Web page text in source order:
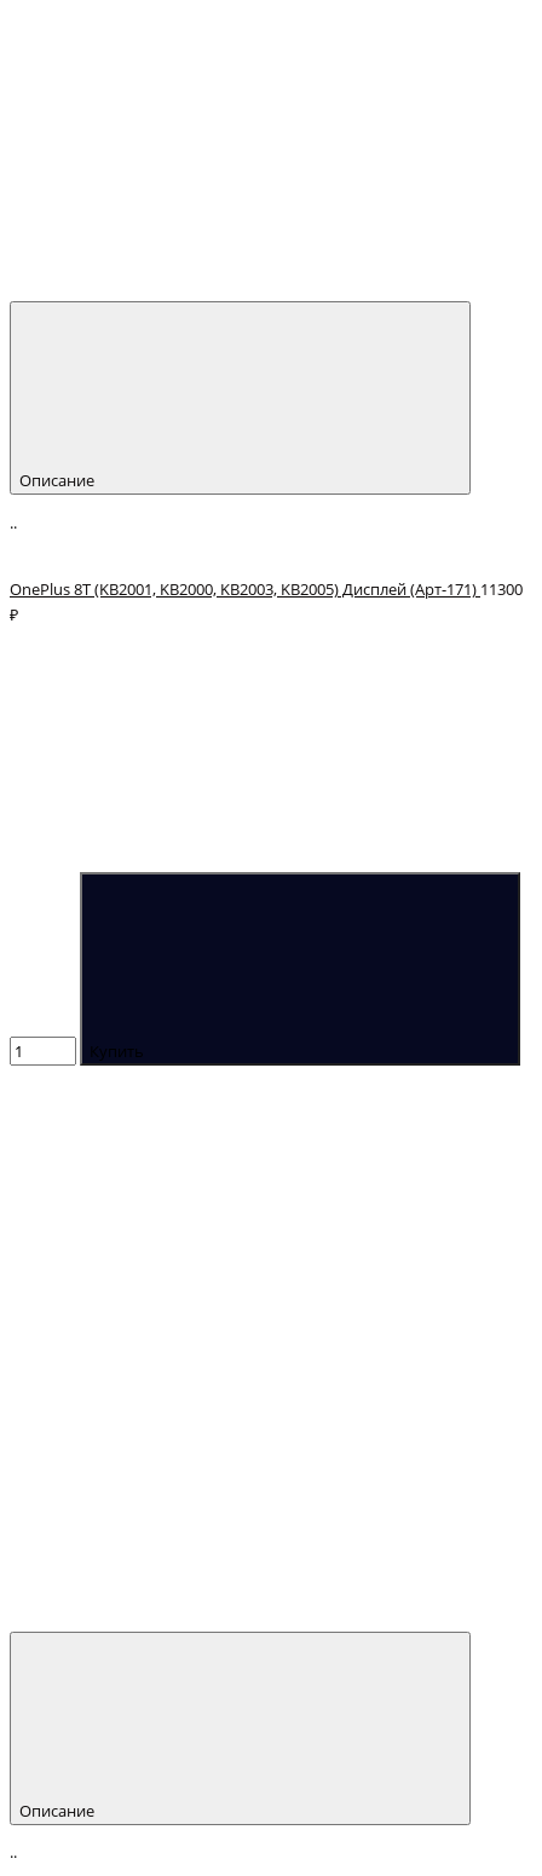
Описание
..
OnePlus 8T (KB2001, KB2000, KB2003, KB2005) Дисплей (Арт-171) 11300
₽
Купить
Описание
..